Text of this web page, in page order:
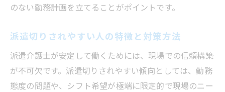
のない勤務計画を立てることがポイントです。
派遣切りされやすい人の特徴と対策方法
派遣介護士が安定して働くためには、現場での信頼構築
が不可欠です。派遣切りされやすい傾向としては、勤務
態度の問題や、シフト希望が極端に限定的で現場のニー